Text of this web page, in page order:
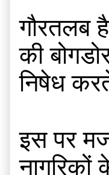
गौरतलब
की
निषेध
इस पर
नागरिकों